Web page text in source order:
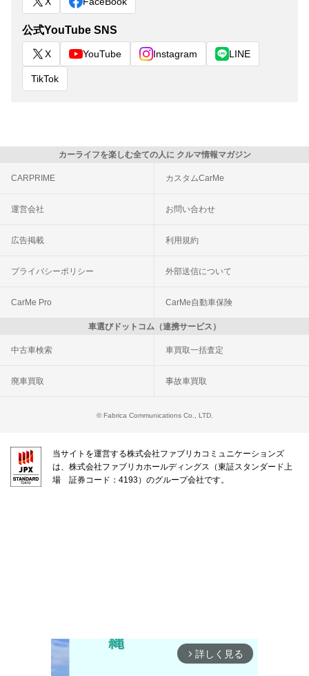
公式YouTube SNS
X YouTube Instagram LINE
TikTok
カーライフを楽しむ全ての人に クルマ情報マガジン
CARPRIME カスタムCarMe
運営会社 お問い合わせ
広告掲載 利用規約
プライバシーポリシー 外部送信について
CarMe Pro CarMe自動車保険
車選びドットコム（連携サービス）
中古車検索 車買取一括査定
廃車買取 事故車買取
© Fabrica Communications Co., LTD.
当サイトを運営する株式会社ファブリカコミュニケーションズ
は、株式会社ファブリカホールディングス（東証スタンダード上
場 証券コード：4193）のグループ会社です。
arrow_forward_ios 詳しく見る